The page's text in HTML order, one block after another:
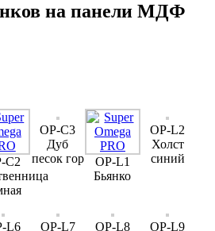
на панели МДФ
C2
OP-C3
Дуб
песок гор
OP-L1
Бьянко
OP-L2
Холст
синий
L6
OP-L7
OP-L8
OP-L9